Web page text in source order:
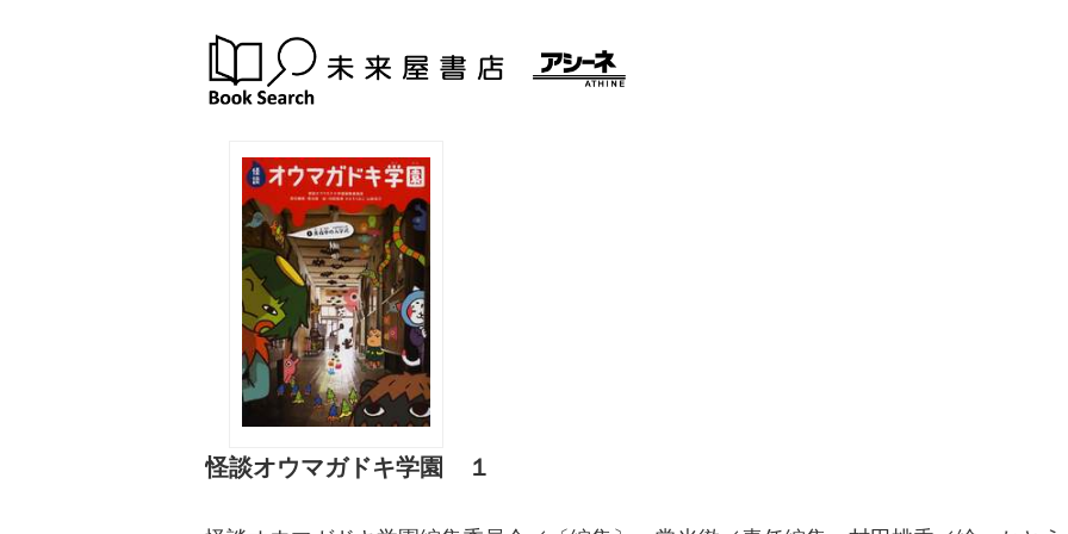
怪談オウマガドキ学園 １